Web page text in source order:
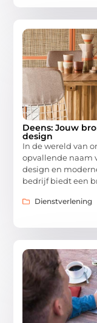
Deens: Jouw
design
In de wereld van
opvallende naam
design en
bedrijf biedt een
Dienstverlening